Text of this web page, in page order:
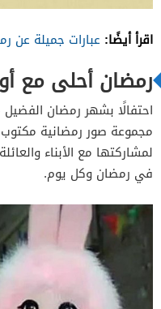
اقرأ أيضًا: عبارات جميلة عن
رمضان أحلى مع
احتفالًا بشهر رمضان الفضيل
مجموعة صور رمضانية
لمشاركتها مع الأبناء
في رمضان وكل يوم.